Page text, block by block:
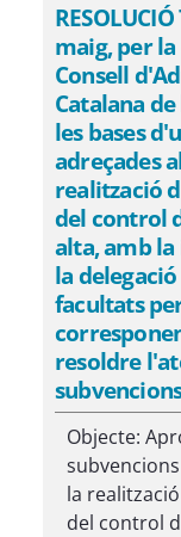
maig, per
Consell
Catalana
les bases
adreçades
realització
del control
alta, amb la
la
facultats
resoldre
Objecte:
la
del control